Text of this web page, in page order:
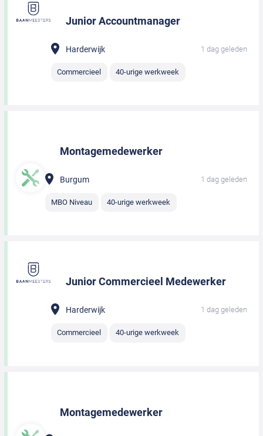
Junior Accountmanager
Harderwijk 1 dag geleden
Commercieel 40-urige werkweek
Montagemedewerker
Burgum 1 dag geleden
MBO Niveau 40-urige werkweek
Junior Commercieel Medewerker
Harderwijk 1 dag geleden
Commercieel 40-urige werkweek
Montagemedewerker